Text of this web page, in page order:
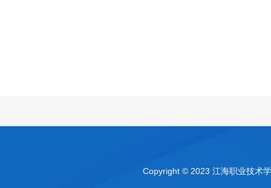
Copyright © 2023 江海职业技术